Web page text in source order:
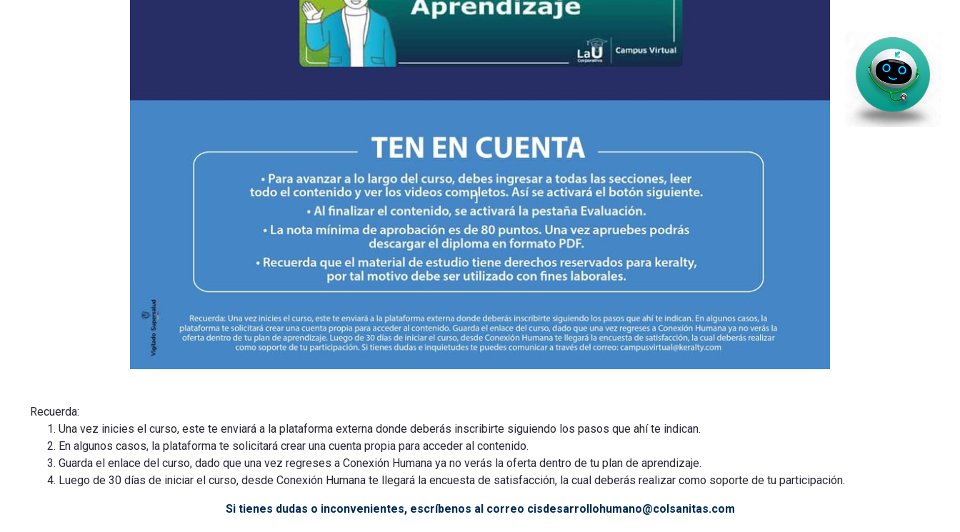
Recuerda:
Una vez inicies el curso, este te enviará a la plataforma externa donde deberás inscribirte siguiendo los pasos que ahí te indican.
En algunos casos, la plataforma te solicitará crear una cuenta propia para acceder al contenido.
Guarda el enlace del curso, dado que una vez regreses a Conexión Humana ya no verás la oferta dentro de tu plan de aprendizaje.
Luego de 30 días de iniciar el curso, desde Conexión Humana te llegará la encuesta de satisfacción, la cual deberás realizar como soporte de tu participación.
Si tienes dudas o inconvenientes, escríbenos al correo cisdesarrollohumano@colsanitas.com